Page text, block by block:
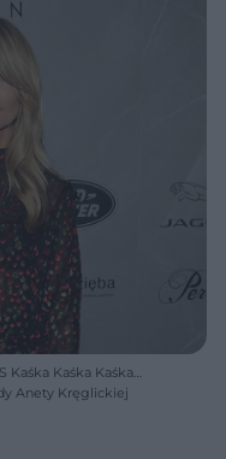
Kaśka Kaśka Kaśka
Anety Kręglickiej